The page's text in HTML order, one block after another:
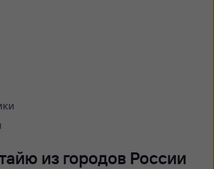
из городов России